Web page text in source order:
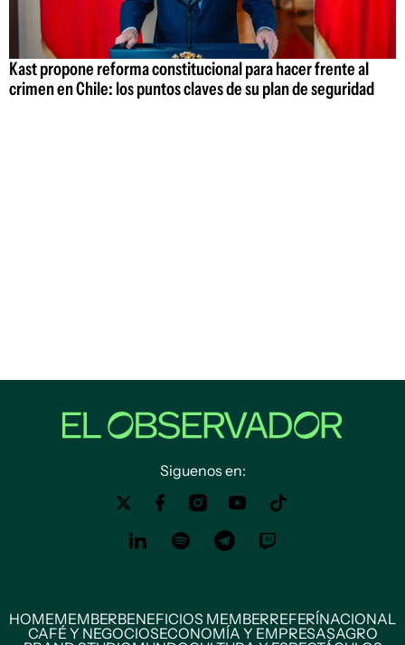
Kast propone reforma constitucional para hacer frente al
crimen en Chile: los puntos claves de su plan de seguridad
Siguenos en:
HOMEMEMBERBENEFICIOS MEMBERREFERÍNACIONAL
CAFÉ Y NEGOCIOSECONOMÍA Y EMPRESASAGRO